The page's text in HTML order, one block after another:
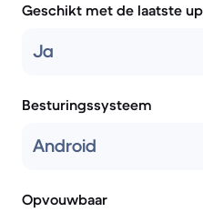
Geschikt met de laatste
Ja
Besturingssysteem
Android
Opvouwbaar